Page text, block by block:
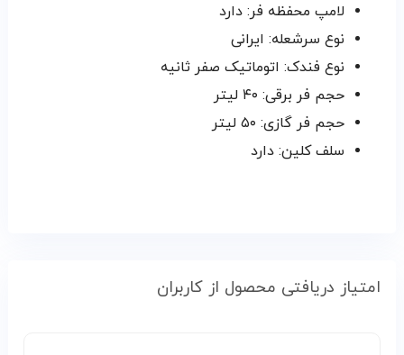
لامپ محفظه فر: دارد
نوع سرشعله: ایرانی
نوع فندک: اتوماتیک صفر ثانیه
حجم فر برقی: ۴۰ لیتر
حجم فر گازی: ۵۰ لیتر
سلف کلین: دارد
امتیاز دریافتی محصول از کاربران